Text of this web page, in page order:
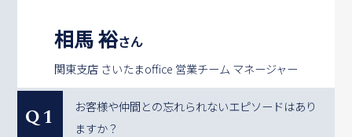
相馬 裕さん
関東支店 さいたまoffice 営業チーム マネージャー
Q1
お客様や仲間との忘れられないエピソードはあり
ますか？